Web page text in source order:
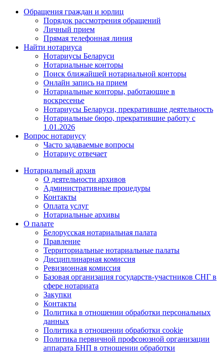
Обращения граждан и юрлиц
Порядок рассмотрения обращений
Личный прием
Прямая телефонная линия
Найти нотариуса
Нотариусы Беларуси
Нотариальные конторы
Поиск ближайшей нотариальной конторы
Онлайн запись на прием
Нотариальные конторы, работающие в
воскресенье
Нотариусы Беларуси, прекратившие деятельность
Нотариальные бюро, прекратившие работу с
1.01.2026
Вопрос нотариусу
Часто задаваемые вопросы
Нотариус отвечает
Нотариальный архив
О деятельности архивов
Административные процедуры
Контакты
Оплата услуг
Нотариальные архивы
О палате
Белорусская нотариальная палата
Правление
Территориальные нотариальные палаты
Дисциплинарная комиссия
Ревизионная комиссия
Базовая организация государств-участников СНГ в
сфере нотариата
Закупки
Контакты
Политика в отношении обработки персональных
данных
Политика в отношении обработки cookie
Политика первичной профсоюзной организации
аппарата БНП в отношении обработки